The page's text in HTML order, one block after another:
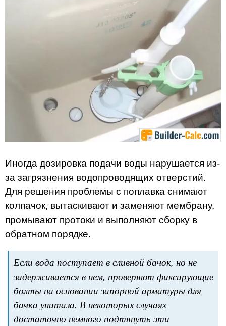
Иногда дозировка подачи воды нарушается из-
за загрязнения водопроводящих отверстий.
Для решения проблемы с поплавка снимают
колпачок, вытаскивают и заменяют мембрану,
промывают протоки и выполняют сборку в
обратном порядке.
Если вода поступает в сливной бачок, но не
задерживается в нем, проверяют фиксирующие
болты на основании запорной арматуры для
бачка унитаза. В некоторых случаях
достаточно немного подтянуть эти